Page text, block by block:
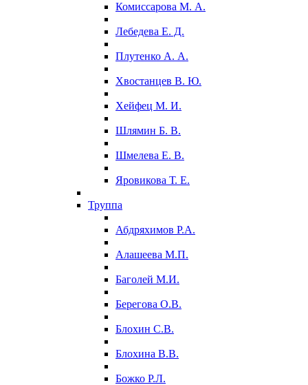
Комиссарова М. А.
Лебедева Е. Д.
Плутенко А. А.
Хвостанцев В. Ю.
Хейфец М. И.
Шлямин Б. В.
Шмелева Е. В.
Яровикова Т. Е.
Труппа
Абдряхимов Р.А.
Алашеева М.П.
Баголей М.И.
Берегова О.В.
Блохин С.В.
Блохина В.В.
Божко Р.Л.